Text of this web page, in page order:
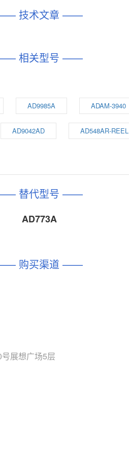
技术文章 ——
相关型号 ——
AD9985A ADAM-3940
AD9042AD AD548AR-REEL
替代型号 ——
AD773A
购买渠道 ——
展想广场5层